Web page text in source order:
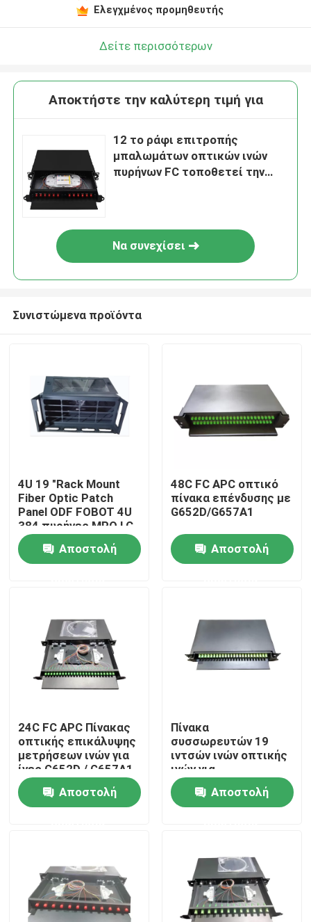
Σπίτι
Προϊόντα
Σχετικά με εμάς
Επισκεψή εργοστασίου
Έλεγχος ποιότητας
Ειδήσεις
Πίνακα και περίβλημα για την επένδυση με οπτική ίνα
καλώδια μπαλωμάτων ινών
Ελεγχμένος προμηθευτής
Δείτε περισσότερων
Αποκτήστε την καλύτερη τιμή για
12 το ράφι επιτροπής
μπαλωμάτων οπτικών ινών
πυρήνων FC τοποθετεί την
Να συνεχίσει
Συνιστώμενα προϊόντα
4U 19 "Rack Mount
Fiber Optic Patch
Panel ODF FOBOT 4U
384 πυρήνες MPO LC
SM OM3 OM4 Δελτίο
προσαρμογής
Πλαισίου
Αποστολή
48C FC APC οπτικό
πίνακα επένδυσης με
G652D/G657A1
Αποστολή
24C FC APC Πίνακας
οπτικής επικάλυψης
μετρήσεων ινών για
ίνες G652D / G657A1
Αποστολή
Πίνακα
συσσωρευτών 19
ιντσών ινών οπτικής
ινών για
μονοδιάστατο ή
πολυδιάστατο είδος
καλωδίου
Αποστολή